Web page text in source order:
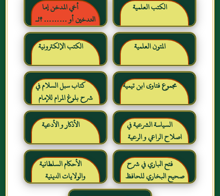
الكتب العلمية
أخي المدخن إما
التدخين أو ……… ؟!ـ
حقائق وأرقام ناطقة ، لكن
لا يسمعها المدخنون حرره
خالد بن عبد الرحمن بن حمد
الشايع
المتون العلمية الكتب الإلكترونية
مجموع فتاوى ابن تيمية
كتاب سبل السلام في
شرح بلوغ المرام للإمام
الصنعاني رحمه الله
السياسة الشرعية في
اصلاح الراعي و الرعية
الأذكار و الأدعية
فتح الباري في شرح
صحيح البخاري للحافظ
ابن حجر العسقلاني
الأحكام السلطانية
والولايات الدينية